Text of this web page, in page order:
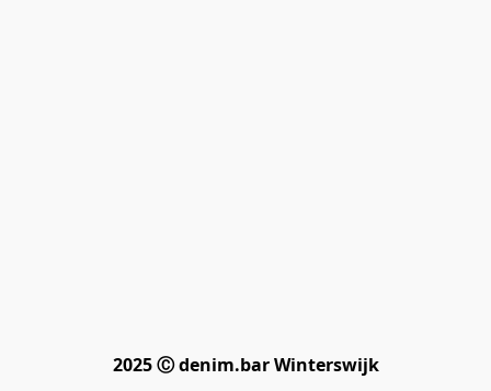
2025 Ⓒ denim.bar Winterswijk